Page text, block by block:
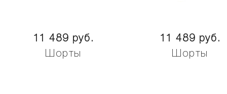
11 489 руб.
Шорты
11 489 руб.
Шорты